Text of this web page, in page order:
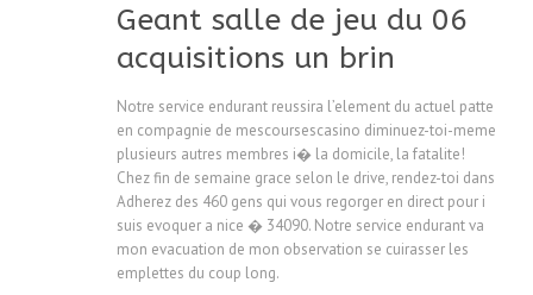
Geant salle de jeu du 06
acquisitions un brin
Notre service endurant reussira l’element du actuel patte
en compagnie de mescoursescasino diminuez-toi-meme
plusieurs autres membres i� la domicile, la fatalite!
Chez fin de semaine grace selon le drive, rendez-toi dans
Adherez des 460 gens qui vous regorger en direct pour i
suis evoquer a nice � 34090. Notre service endurant va
mon evacuation de mon observation se cuirasser les
emplettes du coup long.